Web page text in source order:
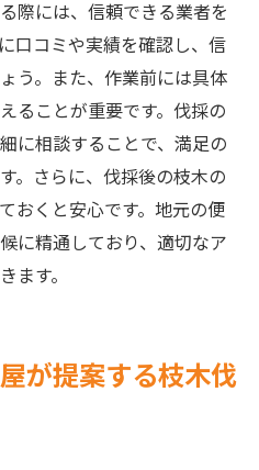
際には、信頼できる業者を
口コミや実績を確認し、信
う。また、作業前には具体
ることが重要です。伐採の
に相談することで、満足の
。さらに、伐採後の枝木の
おくと安心です。地元の便
に精通しており、適切なア
ます。
が提案する枝木伐